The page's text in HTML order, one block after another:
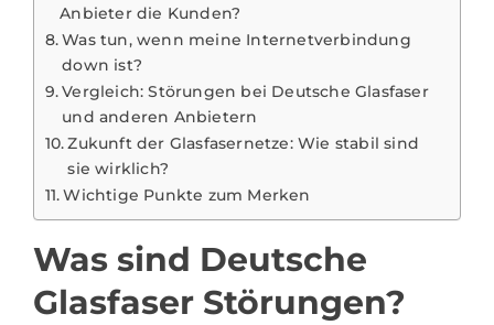
Anbieter die Kunden?
Was tun, wenn meine Internetverbindung
down ist?
Vergleich: Störungen bei Deutsche Glasfaser
und anderen Anbietern
Zukunft der Glasfasernetze: Wie stabil sind
sie wirklich?
Wichtige Punkte zum Merken
Was sind Deutsche
Glasfaser Störungen?